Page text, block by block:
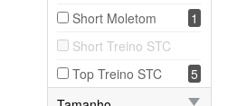
Short Moletom
1
Short Treino STC
Top Treino STC
5